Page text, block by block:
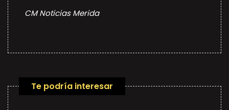
CM Noticias Merida
Te podría interesar